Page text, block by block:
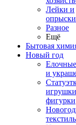
Лейки и
Разное
Ещё
Бытовая
Новый год
и
фигурки
текстиль